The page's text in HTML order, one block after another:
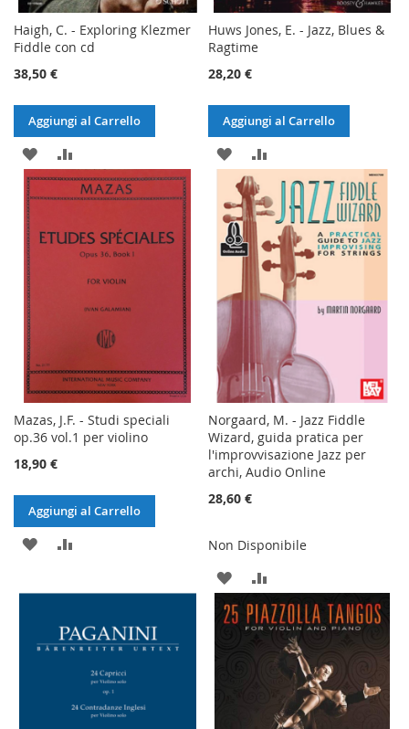
Haigh, C. - Exploring Klezmer
Fiddle con cd
38,50 €
Aggiungi al Carrello
AGGIUNGI
ALLA
DESIDERI
AL
Huws Jones, E. - Jazz, Blues &
Ragtime
28,20 €
Aggiungi al Carrello
AGGIUNGI
ALLA
LISTA
DESIDERI
AL
CONFRONTO
Mazas, J.F. - Studi speciali
op.36 vol.1 per violino
18,90 €
Aggiungi al Carrello
AGGIUNGI
DESIDERI
Norgaard, M. - Jazz Fiddle
Wizard, guida pratica per
l'improvvisazione Jazz per
archi, Audio Online
28,60 €
Non Disponibile
AGGIUNGI
ALLA
DESIDERI
AL
CONFRONTO